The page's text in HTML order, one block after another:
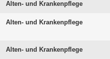
Alten- und Krankenpflege
Alten- und Krankenpflege
Alten- und Krankenpflege